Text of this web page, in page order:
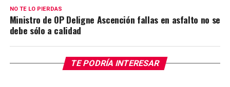
NO TE LO PIERDAS
Ministro de OP Deligne Ascención fallas en asfalto no se
debe sólo a calidad
TE PODRÍA INTERESAR